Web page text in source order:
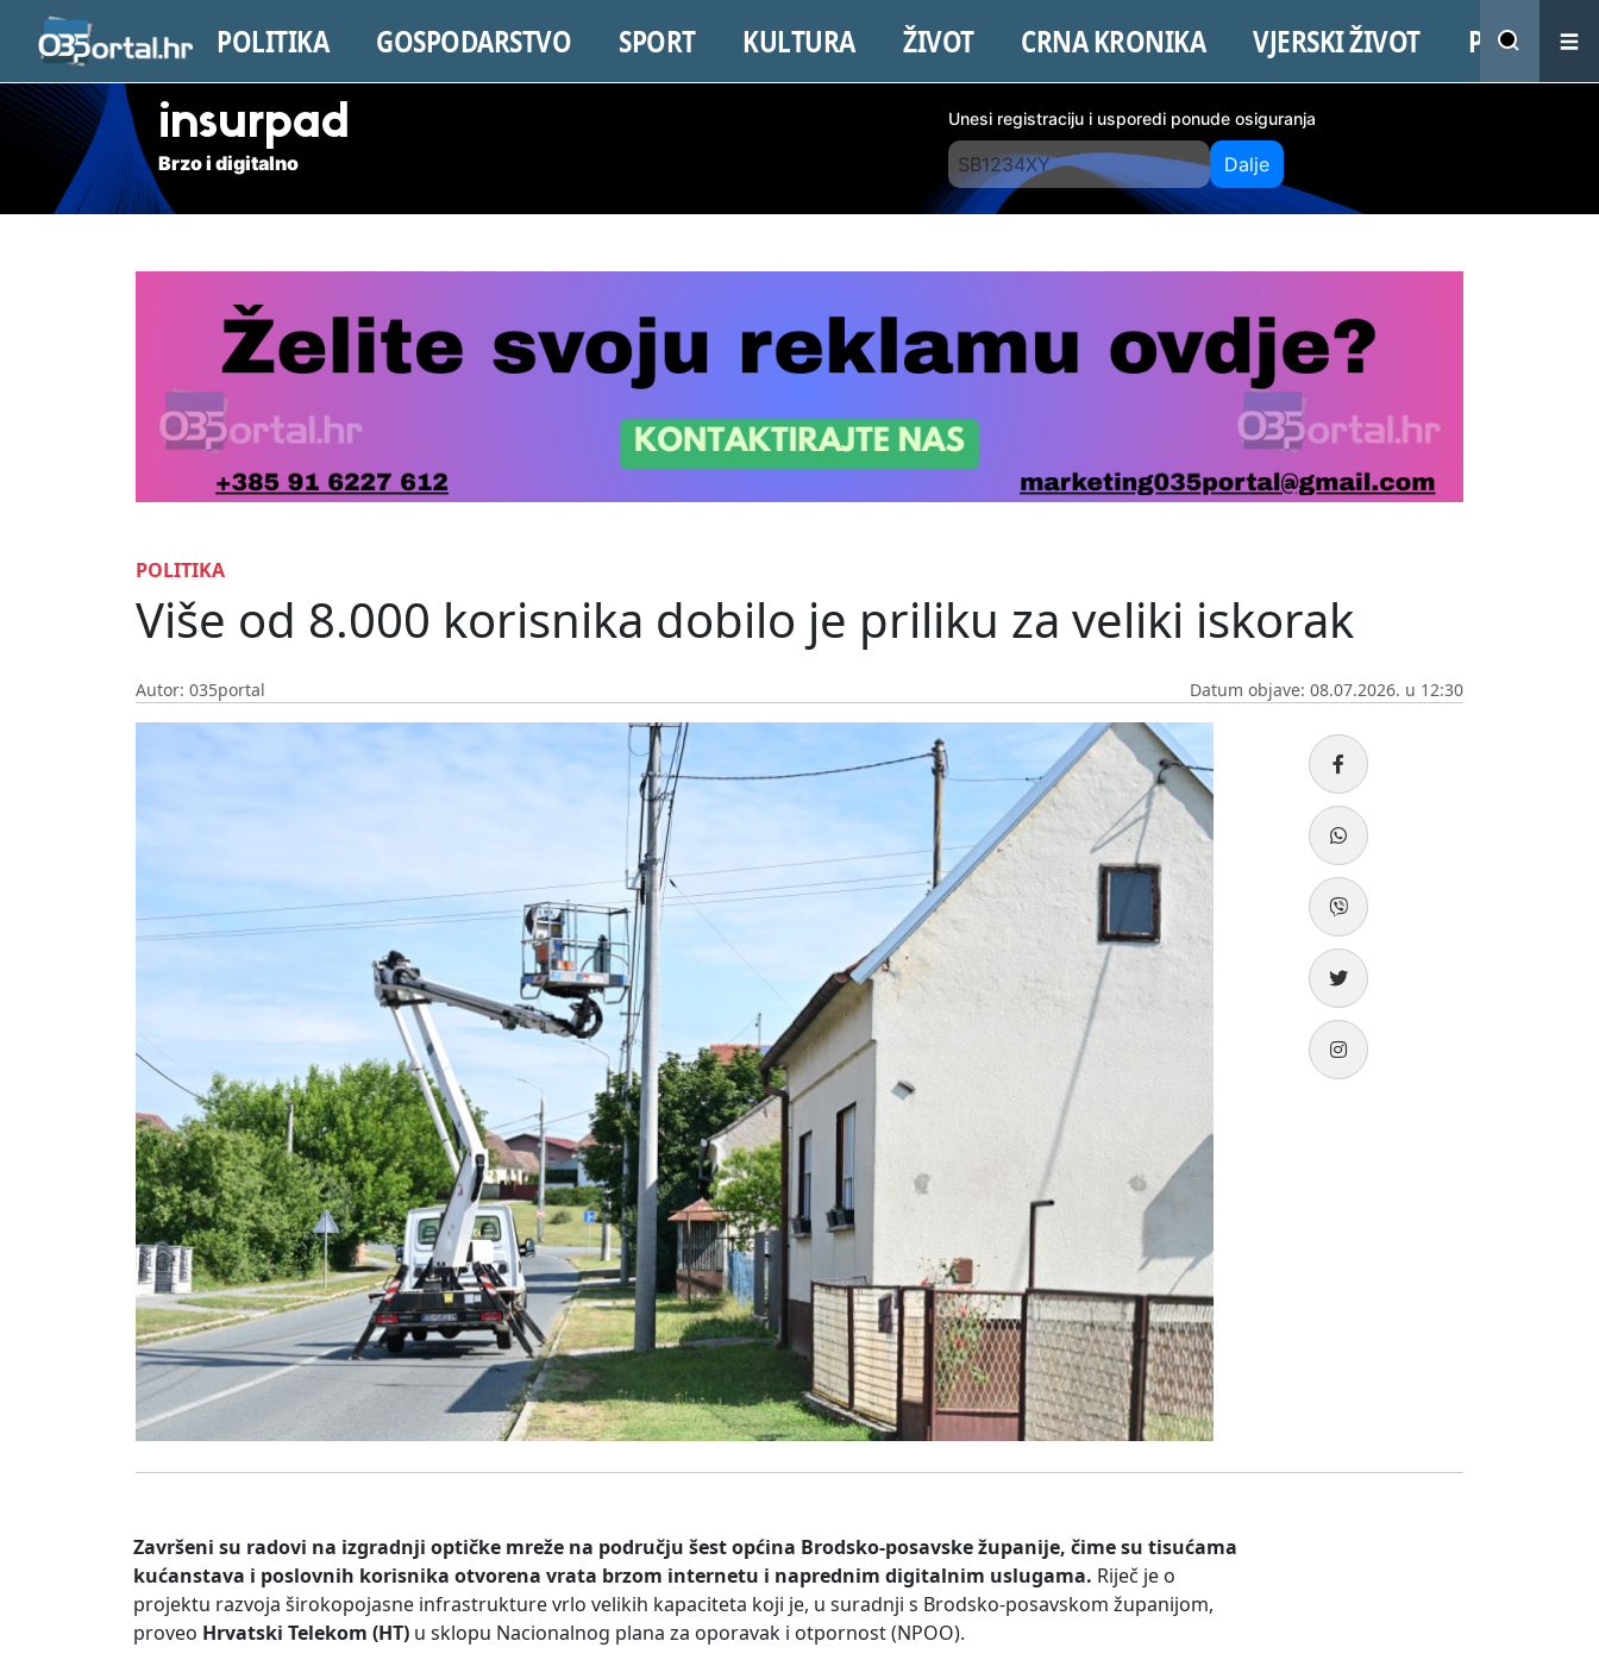
POLITIKA GOSPODARSTVO SPORT KULTURA ŽIVOT CRNA KRONIKA VJERSKI ŽIVOT PROMO
insurpad
Brzo i digitalno
Unesi registraciju i usporedi ponude osiguranja
Dalje
POLITIKA
Više od 8.000 korisnika dobilo je priliku za veliki iskorak
Autor: 035portal Datum objave: 08.07.2026. u 12:30
Završeni su radovi na izgradnji optičke mreže na području šest općina Brodsko-posavske županije, čime su tisućama
kućanstava i poslovnih korisnika otvorena vrata brzom internetu i naprednim digitalnim uslugama. Riječ je o
projektu razvoja širokopojasne infrastrukture vrlo velikih kapaciteta koji je, u suradnji s Brodsko-posavskom županijom,
proveo Hrvatski Telekom (HT) u sklopu Nacionalnog plana za oporavak i otpornost (NPOO).